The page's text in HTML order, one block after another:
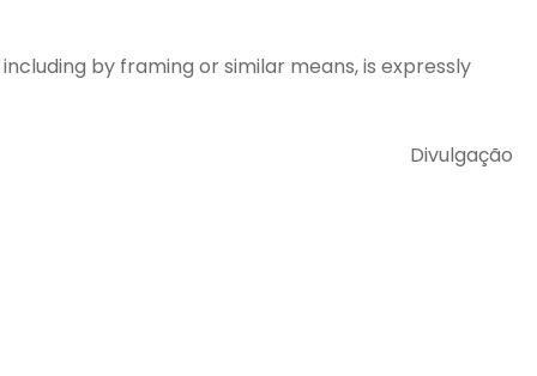
by framing or similar means, is expressly
Divulgação